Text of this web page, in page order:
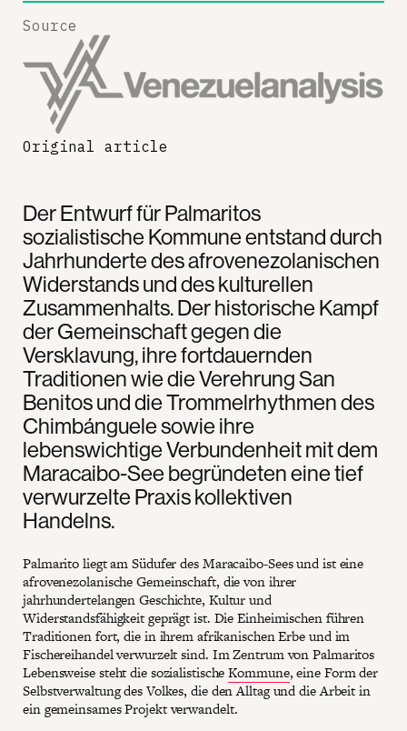
Der Entwurf für Palmaritos
sozialistische Kommune entstand durch
Jahrhunderte des afrovenezolanischen
Widerstands und des kulturellen
Zusammenhalts. Der historische Kampf
der Gemeinschaft gegen die
Versklavung, ihre fortdauernden
Traditionen wie die Verehrung San
Benitos und die Trommelrhythmen des
Chimbánguele sowie ihre
lebenswichtige Verbundenheit mit dem
Maracaibo-See begründeten eine tief
verwurzelte Praxis kollektiven
Handelns.
Palmarito liegt am Südufer des Maracaibo-Sees und ist eine
afrovenezolanische Gemeinschaft, die von ihrer
jahrhundertelangen Geschichte, Kultur und
Widerstandsfähigkeit geprägt ist. Die Einheimischen führen
Traditionen fort, die in ihrem afrikanischen Erbe und im
Fischereihandel verwurzelt sind. Im Zentrum von Palmaritos
Lebensweise steht die sozialistischeKommune, eine Form der
Selbstverwaltung des Volkes, die den Alltag und die Arbeit in
ein gemeinsames Projekt verwandelt.
Source
Original article